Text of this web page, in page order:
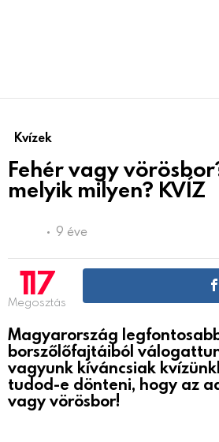
Kvízek
Fehér vagy
melyik milyen? KVÍZ
9 éve
117
Megosztás
Magyarország
borszőlőfajtáiból
vagyunk kíváncsiak
tudod-e dönteni, hogy az
vagy vörösbor!